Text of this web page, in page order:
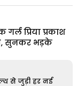
प्रिया प्रकाश
सुनकर भड़के
से जुड़ी हर नई